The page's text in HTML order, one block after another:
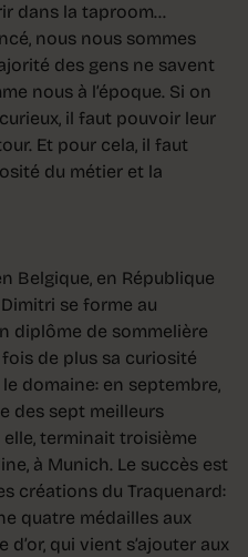
dans la taproom…
nous nous sommes
des gens ne savent
nous à l’époque. Si on
il faut pouvoir leur
Et pour cela, il faut
du métier et la
Belgique, en République
se forme au
diplôme de sommelière
de plus sa curiosité
domaine: en septembre,
des sept meilleurs
terminait troisième
à Munich. Le succès est
créations du Traquenard:
quatre médailles aux
qui vient s’ajouter aux